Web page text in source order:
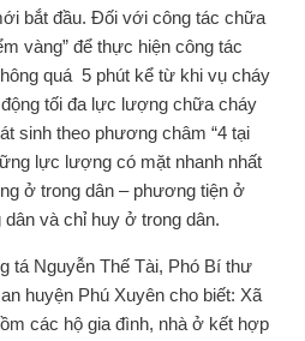
bắt đầu. Đối với công tác chữa
vàng” để thực hiện công tác
quá 5 phút kể từ khi vụ cháy
tối đa lực lượng chữa cháy
sinh theo phương châm “4 tại
lực lượng có mặt nhanh nhất
ở trong dân – phương tiện ở
và chỉ huy ở trong dân.
tá Nguyễn Thế Tài, Phó Bí thư
huyện Phú Xuyên cho biết: Xã
các hộ gia đình, nhà ở kết hợp